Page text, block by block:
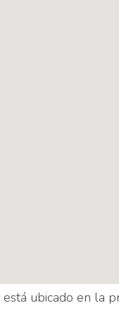
está ubicado en la